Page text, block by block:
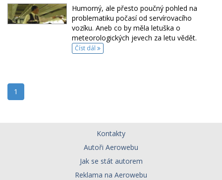
Humorný, ale přesto poučný pohled na
problematiku počasí od servírovacího
vozíku. Aneb co by měla letuška o
meteorologických jevech za letu vědět.
Číst dál
1
Kontakty
Autoři Aerowebu
Jak se stát autorem
Reklama na Aerowebu